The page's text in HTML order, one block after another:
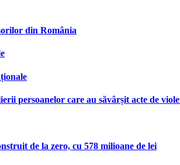
din România
persoanelor care au săvârșit acte de
de la zero, cu 578 milioane de lei